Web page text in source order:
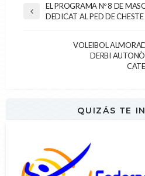
EL PROGRAMA Nº 8 DE
DEDICAT AL PED DE CHESTE
VOLEIBOL
DERBI
QUIZÁS TE